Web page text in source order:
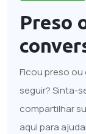
Preso
Ficou preso
seguir? Sinta-
compartilhar
aqui para